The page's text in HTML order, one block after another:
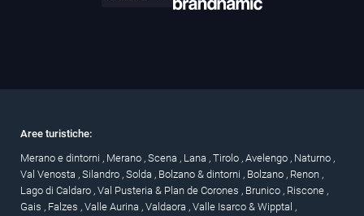
Aree turistiche:
Merano e dintorni , Merano , Scena , Lana , Tirolo , Avelengo , Naturno ,
Val Venosta , Silandro , Solda , Bolzano & dintorni , Bolzano , Renon ,
Lago di Caldaro , Val Pusteria & Plan de Corones , Brunico , Riscone ,
Gais , Falzes , Valle Aurina , Valdaora , Valle Isarco & Wipptal ,